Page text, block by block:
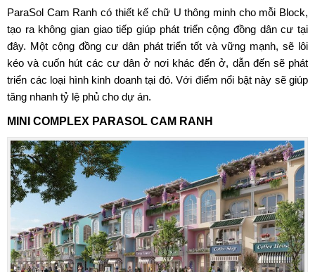
ParaSol Cam Ranh có thiết kế chữ U thông minh cho mỗi Block,
tạo ra không gian giao tiếp giúp phát triển cộng đồng dân cư tại
đây. Một cộng đồng cư dân phát triển tốt và vững mạnh, sẽ lôi
kéo và cuốn hút các cư dân ở nơi khác đến ở, dẫn đến sẽ phát
triển các loại hình kinh doanh tại đó. Với điểm nổi bật này sẽ giúp
tăng nhanh tỷ lệ phủ cho dự án.
MINI COMPLEX PARASOL CAM RANH